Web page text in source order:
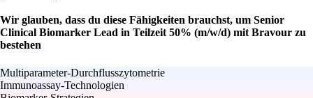
Wir glauben, dass du diese Fähigkeiten brauchst, um Senior
Clinical Biomarker Lead in Teilzeit 50% (m/w/d) mit Bravour zu
bestehen
Multiparameter-Durchflusszytometrie
Immunoassay-Technologien